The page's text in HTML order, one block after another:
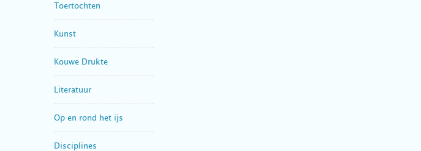
Toertochten
Kunst
Kouwe Drukte
Literatuur
Op en rond het ijs
Disciplines